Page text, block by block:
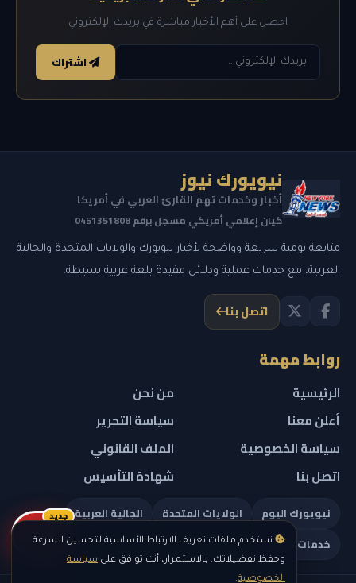
نستخدم ملفات تعريف الارتباط الأساسية لتحسين السرعة
وحفظ تفضيلاتك. بالاستمرار، أنت توافق على سياسة
الخصوصية.
احصل على أهم الأخبار مباشرة في بريدك الإلكتروني
اشتراك
نيويورك نيوز
أخبار وخدمات تهم القارئ العربي في أمريكا
كيان إعلامي أمريكي مسجل برقم 0451351808
متابعة يومية سريعة وواضحة لأخبار نيويورك والولايات المتحدة والجالية
العربية، مع خدمات عملية ودلائل مفيدة بلغة عربية بسيطة.
اتصل بنا
روابط مهمة
الرئيسية
من نحن
أعلن معنا
سياسة التحرير
سياسة الخصوصية
الملف القانوني
اتصل بنا
شهادة التأسيس
نيويورك اليوم الولايات المتحدة
الجالية العربية
خدمات تهمك
ريلز
جديد